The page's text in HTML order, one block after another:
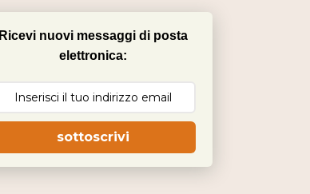
Ricevi nuovi messaggi di posta
elettronica:
sottoscrivi